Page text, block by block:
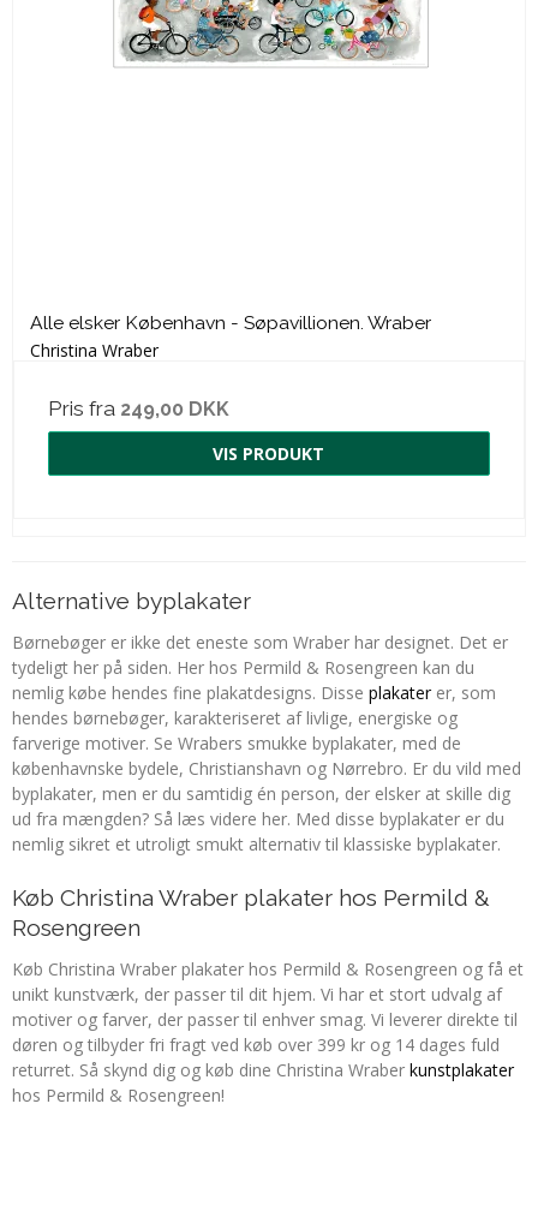
Alle elsker København - Søpavillionen. Wraber
Christina Wraber
Pris fra 249,00 DKK
VIS PRODUKT
Alternative byplakater
Børnebøger er ikke det eneste som Wraber har designet. Det er
tydeligt her på siden. Her hos Permild & Rosengreen kan du
nemlig købe hendes fine plakatdesigns. Disse plakaterer, som
hendes børnebøger, karakteriseret af livlige, energiske og
farverige motiver. Se Wrabers smukke byplakater, med de
københavnske bydele, Christianshavn og Nørrebro. Er du vild med
byplakater, men er du samtidig én person, der elsker at skille dig
ud fra mængden? Så læs videre her. Med disse byplakater er du
nemlig sikret et utroligt smukt alternativ til klassiske byplakater.
Køb Christina Wraber plakater hos Permild &
Rosengreen
Køb Christina Wraber plakater hos Permild & Rosengreen og få et
unikt kunstværk, der passer til dit hjem. Vi har et stort udvalg af
motiver og farver, der passer til enhver smag. Vi leverer direkte til
døren og tilbyder fri fragt ved køb over 399 kr og 14 dages fuld
returret. Så skynd dig og køb dine Christina Wraber kunstplakater
hos Permild & Rosengreen!